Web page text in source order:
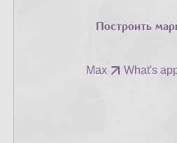
Построить
Max What's